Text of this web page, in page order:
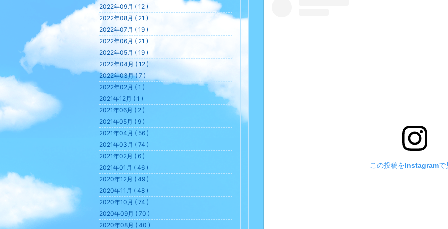
この投稿をInstagramで
2022年09月 ( 12 )
2022年08月 ( 21 )
2022年07月 ( 19 )
2022年06月 ( 21 )
2022年05月 ( 19 )
2022年04月 ( 12 )
2022年03月 ( 7 )
2022年02月 ( 1 )
2021年12月 ( 1 )
2021年06月 ( 2 )
2021年05月 ( 9 )
2021年04月 ( 56 )
2021年03月 ( 74 )
2021年02月 ( 6 )
2021年01月 ( 46 )
2020年12月 ( 49 )
2020年11月 ( 48 )
2020年10月 ( 74 )
2020年09月 ( 70 )
2020年08月 ( 40 )